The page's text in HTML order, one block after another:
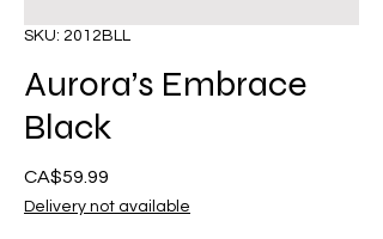
SKU: 2012BLL
Aurora’s Embrace
Black
CA$59.99
Delivery not available